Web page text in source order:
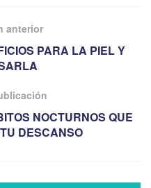
anterior
PARA LA PIEL Y
NOCTURNOS QUE
DESCANSO